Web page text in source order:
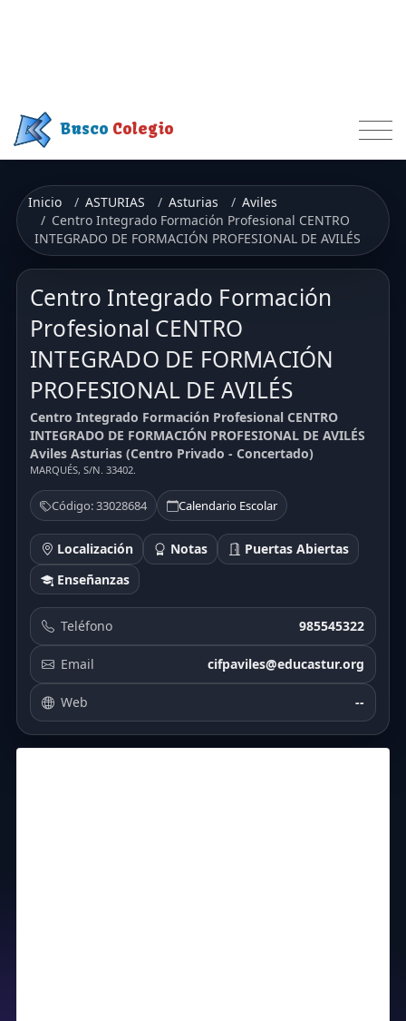
Busco Colegio
Inicio ASTURIAS Asturias
Aviles
Centro Integrado Formación Profesional CENTRO
INTEGRADO DE FORMACIÓN PROFESIONAL DE AVILÉS
Centro Integrado Formación
Profesional CENTRO
INTEGRADO DE FORMACIÓN
PROFESIONAL DE AVILÉS
Centro Integrado Formación Profesional CENTRO
INTEGRADO DE FORMACIÓN PROFESIONAL DE AVILÉS
Aviles Asturias (Centro Privado - Concertado)
MARQUÉS, S/N. 33402.
Código: 33028684 Calendario Escolar
Localización Notas
Puertas Abiertas
Enseñanzas
Teléfono 985545322
Email cifpaviles@educastur.org
Web --